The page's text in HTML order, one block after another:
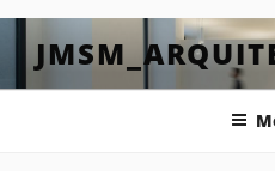
Saltar
contenido